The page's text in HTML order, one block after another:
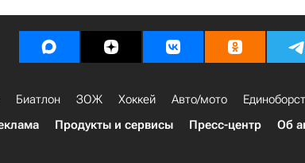
Биатлон ЗОЖ Хоккей Авто/мото
Продукты и сервисы Пресс-центр Об